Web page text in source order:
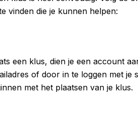
vinden die je kunnen helpen:
een klus, dien je een account
of door in te loggen met je
met het plaatsen van je klus.